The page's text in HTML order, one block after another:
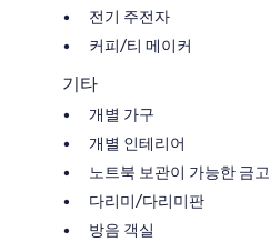
전기 주전자
커피/티 메이커
기타
개별 가구
개별 인테리어
노트북 보관이 가능한 금고
다리미/다리미판
방음 객실